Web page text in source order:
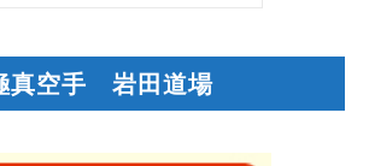
真空手 岩田道場